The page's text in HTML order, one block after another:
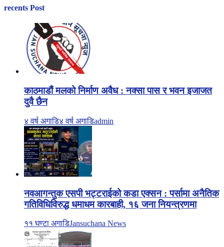
recents Post
काठमाडौं मलको निर्माण अवैध : नक्सा पास र भवन इजाजत
दुवै छैन
४ वर्ष अगाडि४ वर्ष अगाडिadmin
नवआगन्तुक एसपी भट्टराईको कडा एक्सन : पर्सामा अनैतिक
गतिविधिविरुद्ध धमाधम कारबाही, १६ जना नियन्त्रणमा
११ घण्टा अगाडिJansuchana News